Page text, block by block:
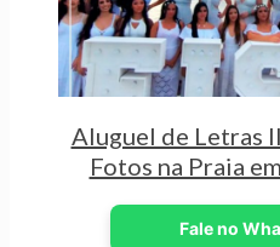
Aluguel de Letras
Fotos na Praia
Fale no